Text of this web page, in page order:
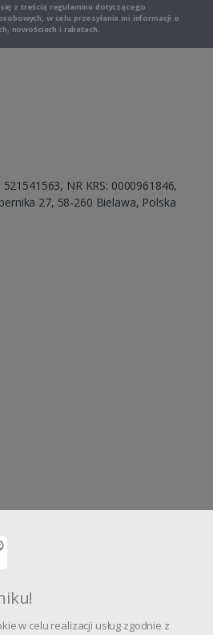
w celu realizacji usług zgodnie z
z treścią regulaminu dotyczącego
w celu przesyłania mi informacji o
nowościach i rabatach.
NR KRS: 0000961846,
27, 58-260 Bielawa, Polska